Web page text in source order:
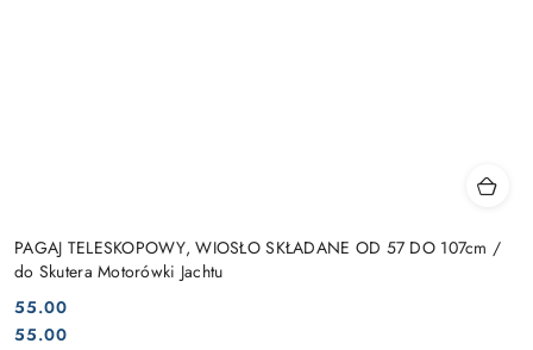
PAGAJ TELESKOPOWY, WIOSŁO SKŁADANE OD 57 DO 107cm /
do Skutera Motorówki Jachtu
Cena:
55.00
Cena:
55.00